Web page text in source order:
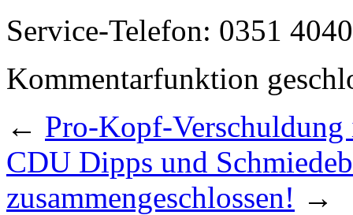
Service-Telefon: 0351
Kommentarfunktion
← Pro-Kopf-
CDU Dipps und
zusammengeschlossen! →